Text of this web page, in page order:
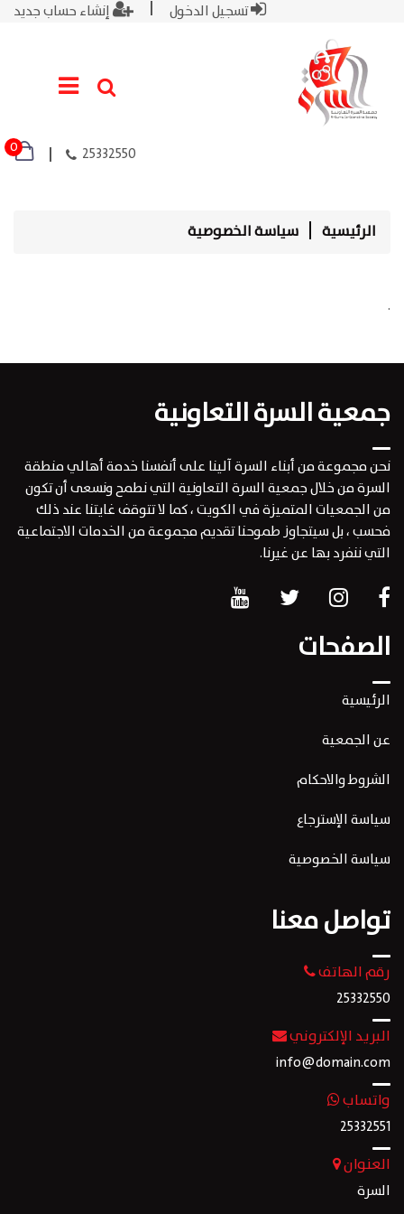
تسجيل الدخول إنشاء حساب جديد
25332550
0
الرئيسية سياسة الخصوصية
.
جمعية السرة التعاونية
نحن مجموعة من أبناء السرة آلينا على أنفسنا خدمة أهالي منطقة
السرة من خلال جمعية السرة التعاونية التي نطمح ونسعى أن تكون
من الجمعيات المتميزة في الكويت ، كما لا تتوقف غايتنا عند ذلك
فحسب ، بل سيتجاوز طموحنا تقديم مجموعة من الخدمات الاجتماعية
التي ننفرد بها عن غيرنا.
الصفحات
الرئيسية
عن الجمعية
الشروط والاحكام
سياسة الإسترجاع
سياسة الخصوصية
تواصل معنا
رقم الهاتف
25332550
البريد الإلكتروني
info@domain.com
واتساب
25332551
العنوان
السرة